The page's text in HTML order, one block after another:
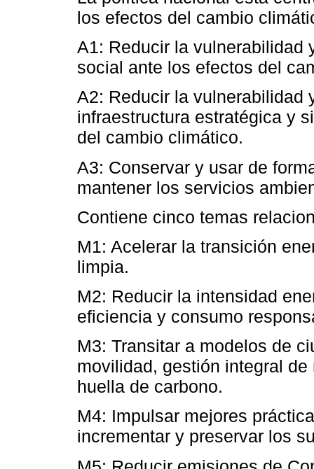
los efectos del cambio
A1: Reducir la vulnerabilidad
social ante los efectos del
A2: Reducir la vulnerabilidad
infraestructura estratégica y
del cambio climático.
A3: Conservar y usar de
mantener los servicios
Contiene cinco temas
M1: Acelerar la transición
limpia.
M2: Reducir la intensidad
eficiencia y consumo
M3: Transitar a modelos de
movilidad, gestión integral
huella de carbono.
M4: Impulsar mejores
incrementar y preservar los